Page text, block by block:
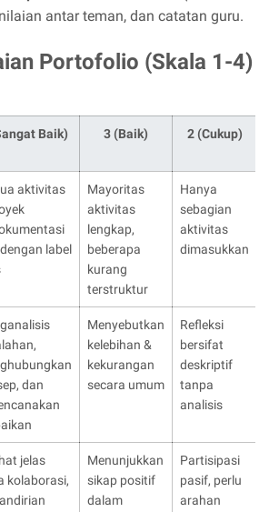
antar teman, dan catatan guru.
Portofolio (Skala 1-4)
Baik) 3 (Baik) 2 (Cukup)
aktivitas
label
Mayoritas
aktivitas
lengkap,
beberapa
kurang
terstruktur
Hanya
sebagian
aktivitas
dimasukkan
dan
Menyebutkan
kelebihan &
kekurangan
secara umum
Refleksi
bersifat
deskriptif
tanpa
analisis
jelas
kolaborasi,
Menunjukkan
sikap positif
dalam
Partisipasi
pasif, perlu
arahan